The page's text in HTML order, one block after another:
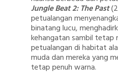
Jungle Beat 2: The Past
petualangan
binatang lucu,
kehangatan sambil tetap
petualangan di habitat
muda dan mereka yang
tetap penuh warna.